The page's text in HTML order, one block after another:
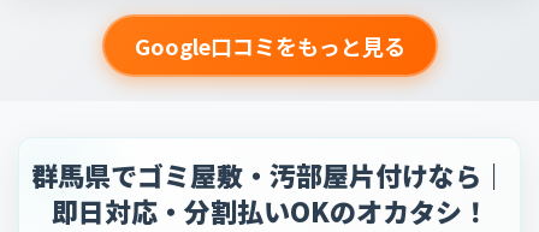
Google口コミをもっと見る
群馬県でゴミ屋敷・汚部屋片付けなら｜
即日対応・分割払いOKのオカタシ！